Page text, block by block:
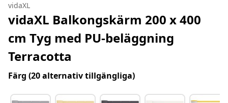
vidaXL
vidaXL Balkongskärm 200 x 400
cm Tyg med PU-beläggning
Terracotta
Färg (20 alternativ tillgängliga)